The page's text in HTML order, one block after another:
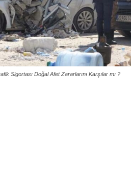
Sigortası Doğal Afet Zararlarını Karşılar mı ?